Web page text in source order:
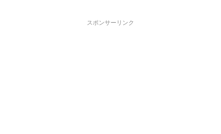
スポンサーリンク